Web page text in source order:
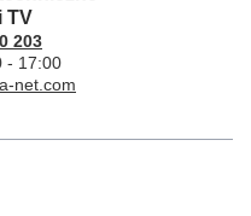
TV
203
- 17:00
net.com